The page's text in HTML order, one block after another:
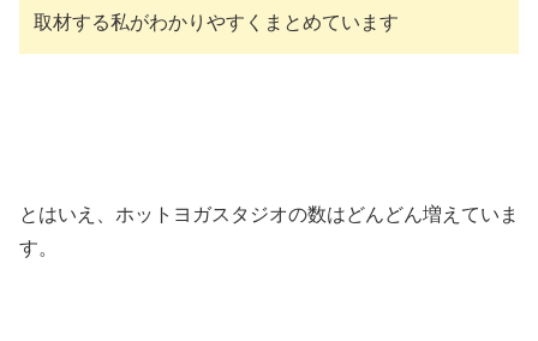
取材する私がわかりやすくまとめています
とはいえ、ホットヨガスタジオの数はどんどん増えていま
す。